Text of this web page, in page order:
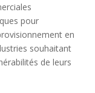
pour
en
souhaitant
de leurs